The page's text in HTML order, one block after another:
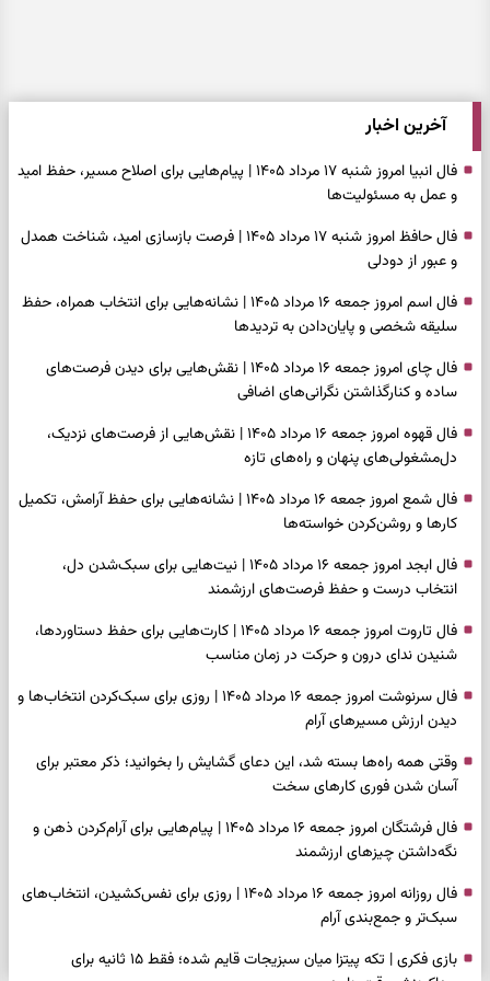
آخرین اخبار
فال انبیا امروز شنبه ۱۷ مرداد ۱۴۰۵ | پیام‌هایی برای اصلاح مسیر، حفظ امید
و عمل به مسئولیت‌ها
فال حافظ امروز شنبه ۱۷ مرداد ۱۴۰۵ | فرصت بازسازی امید، شناخت همدل
و عبور از دودلی
فال اسم امروز جمعه ۱۶ مرداد ۱۴۰۵ | نشانه‌هایی برای انتخاب همراه، حفظ
سلیقه شخصی و پایان‌دادن به تردیدها
فال چای امروز جمعه ۱۶ مرداد ۱۴۰۵ | نقش‌هایی برای دیدن فرصت‌های
ساده و کنارگذاشتن نگرانی‌های اضافی
فال قهوه امروز جمعه ۱۶ مرداد ۱۴۰۵ | نقش‌هایی از فرصت‌های نزدیک،
دل‌مشغولی‌های پنهان و راه‌های تازه
فال شمع امروز جمعه ۱۶ مرداد ۱۴۰۵ | نشانه‌هایی برای حفظ آرامش، تکمیل
کارها و روشن‌کردن خواسته‌ها
فال ابجد امروز جمعه ۱۶ مرداد ۱۴۰۵ | نیت‌هایی برای سبک‌شدن دل،
انتخاب درست و حفظ فرصت‌های ارزشمند
فال تاروت امروز جمعه ۱۶ مرداد ۱۴۰۵ | کارت‌هایی برای حفظ دستاوردها،
شنیدن ندای درون و حرکت در زمان مناسب
فال سرنوشت امروز جمعه ۱۶ مرداد ۱۴۰۵ | روزی برای سبک‌کردن انتخاب‌ها و
دیدن ارزش مسیرهای آرام
وقتی همه راه‌ها بسته شد، این دعای گشایش را بخوانید؛ ذکر معتبر برای
آسان شدن فوری کارهای سخت
فال فرشتگان امروز جمعه ۱۶ مرداد ۱۴۰۵ | پیام‌هایی برای آرام‌کردن ذهن و
نگه‌داشتن چیزهای ارزشمند
فال روزانه امروز جمعه ۱۶ مرداد ۱۴۰۵ | روزی برای نفس‌کشیدن، انتخاب‌های
سبک‌تر و جمع‌بندی آرام
بازی فکری | تکه پیتزا میان سبزیجات قایم شده؛ فقط ۱۵ ثانیه برای